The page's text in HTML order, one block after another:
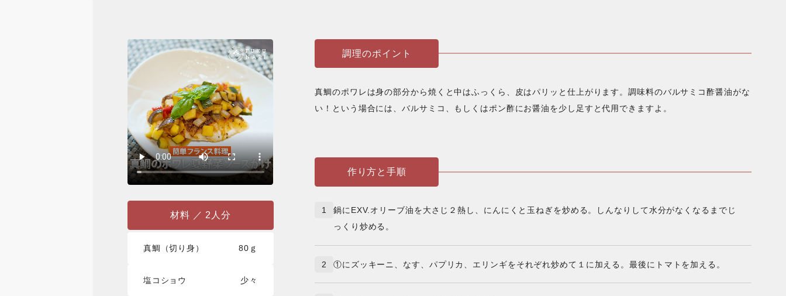
材料 ／ 2人分
真鯛（切り身） 80ｇ
塩コショウ 少々
調理のポイント
真鯛のポワレは身の部分から焼くと中はふっくら、皮はパリッと仕上がります。調味料のバルサミコ酢醤油がな
い！という場合には、バルサミコ、もしくはポン酢にお醤油を少し足すと代用できますよ。
作り方と手順
1
鍋にEXV.オリーブ油を大さじ２熱し、にんにくと玉ねぎを炒める。しんなりして水分がなくなるまでじ
っくり炒める。
2 ①にズッキーニ、なす、パプリカ、エリンギをそれぞれ炒めて１に加える。最後にトマトを加える。